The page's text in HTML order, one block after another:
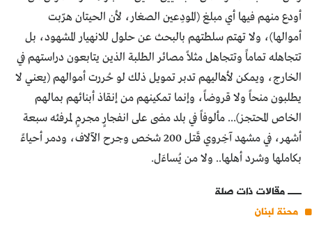
أودع منهم فيها أي مبلغ (المودِعين الصغار، لأن الحيتان هرّبت
أموالها)، ولا تهتم سلطتهم بالبحث عن حلول للانهيار المشهود، بل
تتجاهله تماماً وتتجاهل مثلاً مصائر الطلبة الذين يتابعون دراستهم في
الخارج، ويمكن لأهاليهم تدبر تمويل ذلك لو حُررت أموالهم (يعني لا
يطلبون منحاً ولا قروضاً، وإنما تمكينهم من إنقاذ أبنائهم بمالهم
الخاص المحتجز)... مألوفاً في بلد مضى على انفجارٍ مجرمٍ لمرفئه سبعة
أشهر، في مشهد آخِروي قَتل 200 شخص وجرح الآلاف، ودمر أحياءً
بكاملها وشرد أهلها.. ولا من يُساءَل.
مقالات ذات صلة
محنة لبنان